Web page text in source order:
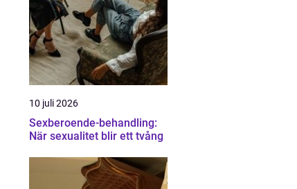
10 juli 2026
Sexberoende-behandling:
När sexualitet blir ett tvång